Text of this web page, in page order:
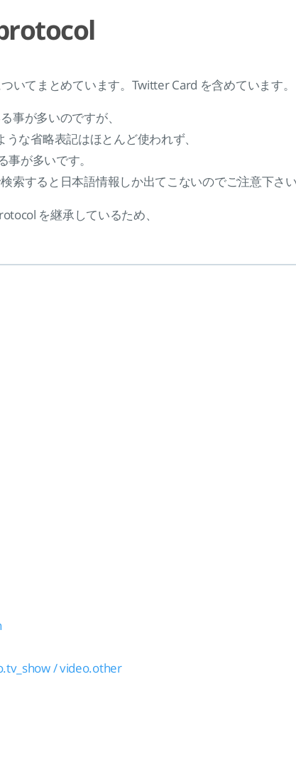
いてまとめています。Twitter Card を含めています。
事が多いのですが、
な省略表記はほとんど使われず、
事が多いです。
索すると日本語情報しか出てこないのでご注意下さい
を継承しているため、
/ video.other